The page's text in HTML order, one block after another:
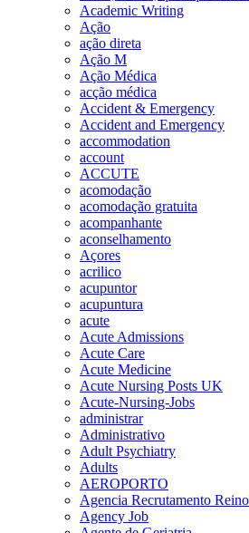
Academic Writing
Ação
ação direta
Ação M
Ação Médica
acção médica
Accident & Emergency
Accident and Emergency
accommodation
account
ACCUTE
acomodação
acomodação gratuita
acompanhante
aconselhamento
Açores
acrilico
acupuntor
acupuntura
acute
Acute Admissions
Acute Care
Acute Medicine
Acute Nursing Posts UK
Acute-Nursing-Jobs
administrar
Administrativo
Adult Psychiatry
Adults
AEROPORTO
Agencia Recrutamento
Agency Job